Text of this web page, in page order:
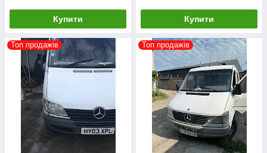
Купити Купити
Топ продажів Топ продажів